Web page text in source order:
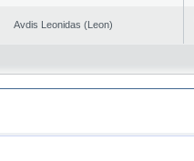
Avdis Leonidas (Leon)